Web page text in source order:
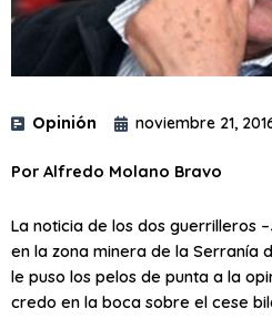
Opinión noviembre 21,
Por Alfredo Molano Bravo
La noticia de los dos guerrilleros
en la zona minera de la Serranía
le puso los pelos de punta a la
credo en la boca sobre el cese